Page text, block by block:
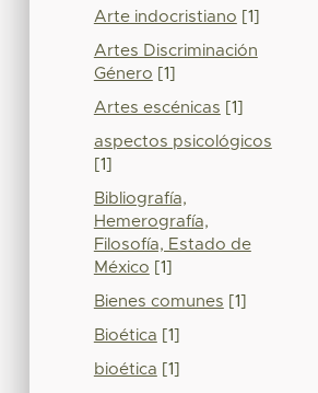
Arte indocristiano [1]
Artes Discriminación
Género [1]
Artes escénicas [1]
aspectos psicológicos
[1]
Bibliografía,
Hemerografía,
Filosofía, Estado de
México [1]
Bienes comunes [1]
Bioética [1]
bioética [1]